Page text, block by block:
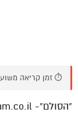
⏱️ זמן קריאה